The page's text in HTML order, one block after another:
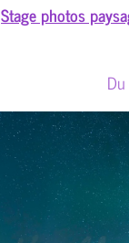
Stage photos